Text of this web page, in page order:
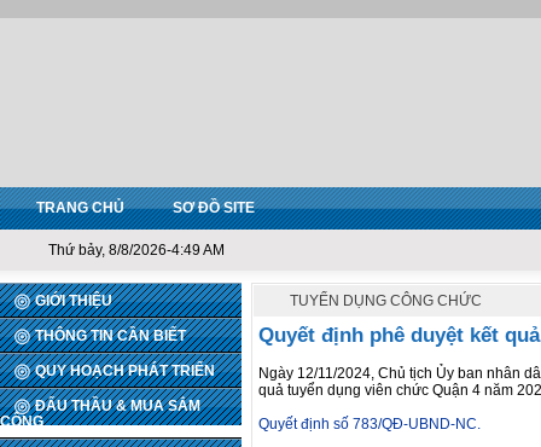
TRANG CHỦ SƠ ĐỒ SITE
Thứ bảy, 8/8/2026-4:49 AM
GIỚI THIỆU
THÔNG TIN CẦN BIẾT
QUY HOẠCH PHÁT TRIỂN
ĐẤU THẦU & MUA SẮM
CÔNG
TUYỂN DỤNG CÔNG CHỨC
Quyết định phê duyệt kết
Ngày 12/11/2024, Chủ tịch Ủy ban nhân
quả tuyển dụng viên chức Quận 4 năm
Quyết định số 783/QĐ-UBND-NC.